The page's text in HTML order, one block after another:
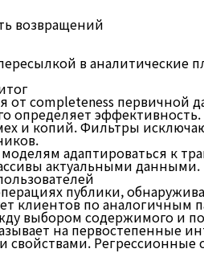
возвращений
в
от completeness
определяет эффективность.
и копий. Фильтры
адаптироваться к
актуальными данными.
публики,
клиентов по аналогичным
выбором содержимого и
на первостепенные